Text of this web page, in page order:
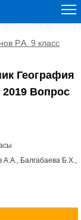
Р.А. 9 класс
География
2019 Вопрос
А.А., Балгабаева Б.Х.,